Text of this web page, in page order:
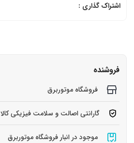
اشتراک گذاری :
فروشنده
فروشگاه موتوربرق
گارانتی اصالت و سلامت فیزیکی کالا
موجود در انبار فروشگاه موتوربرق